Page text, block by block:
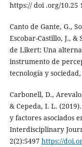
https:// doi .org/10.25
Canto de Gante, G.,
Escobar-Castillo, J.,
de Likert: Una
instrumento de
tecnología y
Carbonell, D.,
& Cepeda, I. L.
y factores asociados
Interdisciplinary
2(2):5497 https://